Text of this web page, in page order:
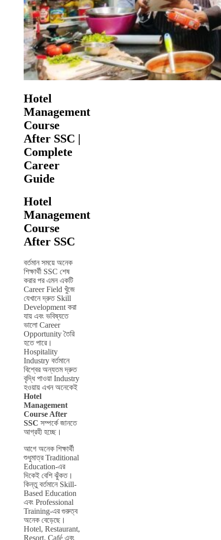
Hotel
Management
Course
After SSC |
Complete
Career
Guide
Hotel
Management
Course
After SSC
বর্তমান সময়ে অনেক
শিক্ষার্থী SSC শেষ
করার পর এমন একটি
Career Field খুঁজে
যেখানে দ্রুত Skill
Development করা
যায় এবং ভবিষ্যতে
ভালো Career
Opportunity তৈরি
হতে পারে।
Hospitality
Industry বর্তমানে
বিশ্বের অন্যতম দ্রুত
বৃদ্ধি পাওয়া Industry
হওয়ায় এখন অনেকেই
Hotel
Management
Course After
SSC সম্পর্কে জানতে
আগ্রহী হচ্ছে।
আগে অনেক শিক্ষার্থী
শুধুমাত্র Traditional
Education-এর
দিকেই বেশি ঝুঁকত।
কিন্তু বর্তমানে Skill-
Based Education
এবং Professional
Training-এর গুরুত্ব
অনেক বেড়েছে।
Hotel, Restaurant,
Resort, Café এবং